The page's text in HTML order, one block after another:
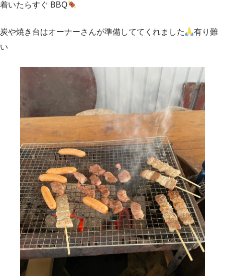
着いたらすぐ BBQ
炭や焼き台はオーナーさんが準備しててくれました
有り難
い